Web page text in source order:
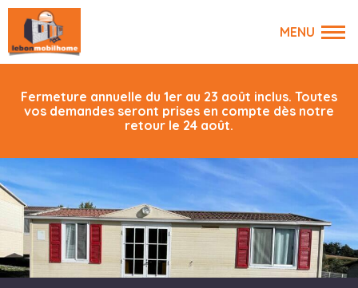
Fermeture annuelle du 1er au 23 août inclus. Toutes
vos demandes seront prises en compte dès notre
retour le 24 août.